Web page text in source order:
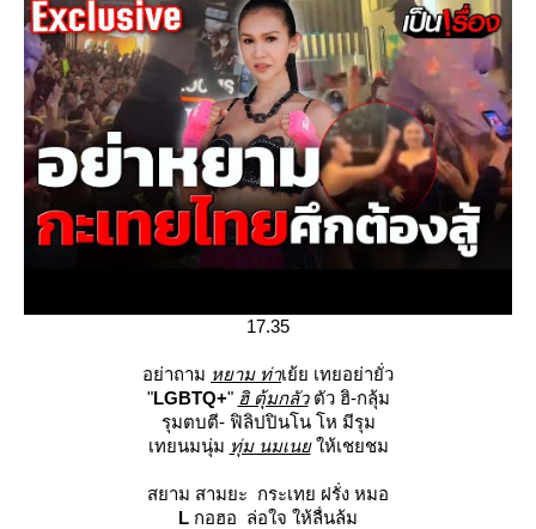
17.35
อย่าถาม หยาม ท่าเย้ย เทยอย่ายั่ว
"LGBTQ+" ฮิ ตุ้มกลัวตัว ฮิ-กลุ้ม
รุมตบตี- ฟิลิปปินโน โห มีรุม
เทยนมนุ่ม ทุ่ม นมเนห้เชยชม
สยาม สามยะ กระเทย ฝรั่ง หมอ
L กอฮอ ล่อใจ ให้ลื่นล้ม